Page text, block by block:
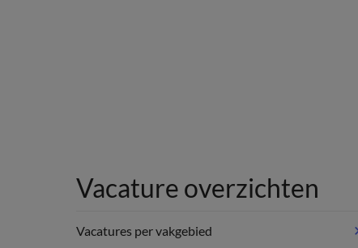
Vacature overzichten
Vacatures per vakgebied